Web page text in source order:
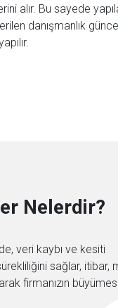
alır. Bu sayede
danışmanlık
Nelerdir?
veri kaybı ve kesiti
sağlar, itibar,
firmanızın